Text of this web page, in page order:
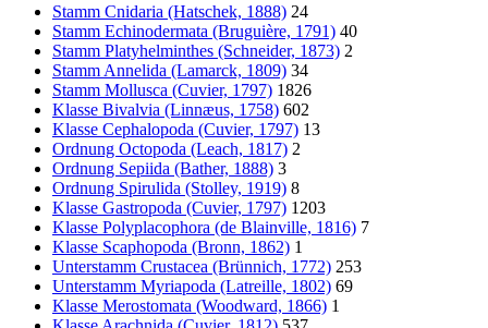
Stamm Cnidaria (Hatschek, 1888) 24
Stamm Echinodermata (Bruguière, 1791) 40
Stamm Platyhelminthes (Schneider, 1873) 2
Stamm Annelida (Lamarck, 1809) 34
Stamm Mollusca (Cuvier, 1797) 1826
Klasse Bivalvia (Linnæus, 1758) 602
Klasse Cephalopoda (Cuvier, 1797) 13
Ordnung Octopoda (Leach, 1817) 2
Ordnung Sepiida (Bather, 1888) 3
Ordnung Spirulida (Stolley, 1919) 8
Klasse Gastropoda (Cuvier, 1797) 1203
Klasse Polyplacophora (de Blainville, 1816) 7
Klasse Scaphopoda (Bronn, 1862) 1
Unterstamm Crustacea (Brünnich, 1772) 253
Unterstamm Myriapoda (Latreille, 1802) 69
Klasse Merostomata (Woodward, 1866) 1